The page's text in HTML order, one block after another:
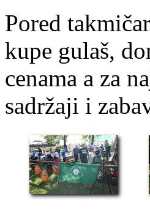
Pored
kupe gulaš,
cenama a za
sadržaji i